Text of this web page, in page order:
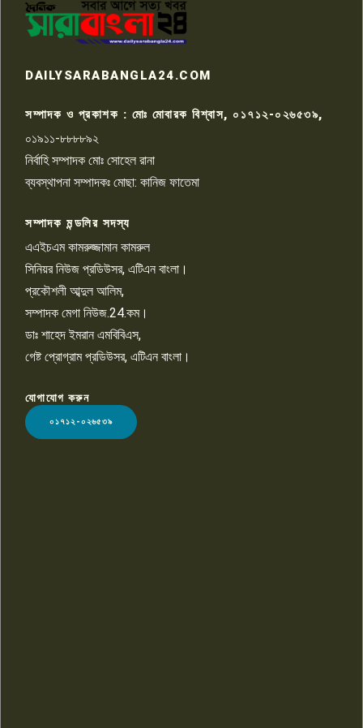
৭
কেটে ঘরে ঢুকে স্কুল শিক্ষিকাকে হত্যা
টয়লেটের ট্যাংকি থেকে লাশ উদ্ধার
রাজশাহীতে সন্ত্রাসী হামলায় গুরুতর
চাঁদাবাজি ও হয়রানির অভিযোগ
১০
LOGO
DAILYSARABANGLA24.COM
সম্পাদক ও প্রকাশক : মোঃ মোবারক বিশ্বাস, ০১৭১২-০২৬৫৩৯,
০১৯১১-৮৮৮৮৯২
নির্বাহি সম্পাদক মোঃ সোহেল রানা
ব্যবস্থাপনা সম্পাদকঃ মোছা: কানিজ ফাতেমা
সম্পাদক মন্ডলির সদস্য
এএইচএম কামরুজ্জামান কামরুল
সিনিয়র নিউজ প্রডিউসর, এটিএন বাংলা।
প্রকৌশলী আব্দুল আলিম,
সম্পাদক মেগা নিউজ.24.কম।
ডাঃ শাহেদ ইমরান এমবিবিএস,
গেষ্ট প্রোগ্রাম প্রডিউসর, এটিএন বাংলা।
যোগাযোগ করুন
০১৭১২-০২৬৫৩৯